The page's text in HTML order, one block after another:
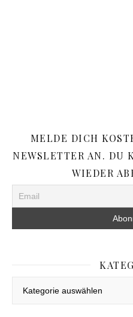
MELDE DICH
NEWSLETTER AN. DU
WIEDER